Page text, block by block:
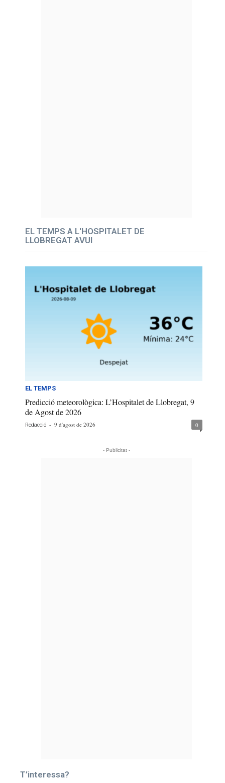
EL TEMPS A L'HOSPITALET DE
LLOBREGAT AVUI
EL TEMPS
Predicció meteorològica: L’Hospitalet de Llobregat, 9
de Agost de 2026
Redacció - 9 d'agost de 2026 0
- Publicitat -
T’interessa?